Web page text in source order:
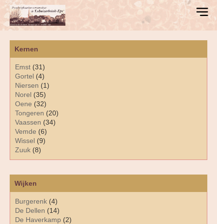
Kernen
Emst (31)
Gortel (4)
Niersen (1)
Norel (35)
Oene (32)
Tongeren (20)
Vaassen (34)
Vemde (6)
Wissel (9)
Zuuk (8)
Wijken
Burgerenk (4)
De Dellen (14)
De Haverkamp (2)